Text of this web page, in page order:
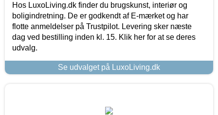
Hos LuxoLiving.dk finder du brugskunst, interiør og
boligindretning. De er godkendt af E-mærket og har
flotte anmeldelser på Trustpilot. Levering sker næste
dag ved bestilling inden kl. 15. Klik her for at se deres
udvalg.
Se udvalget på LuxoLiving.dk